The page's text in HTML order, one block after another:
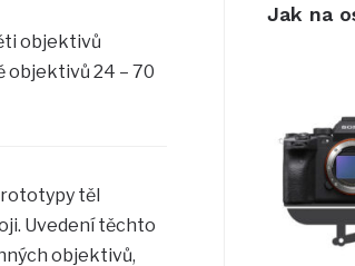
objektivů
objektivů 24 – 70
těl
Uvedení těchto
objektivů,
Jak na